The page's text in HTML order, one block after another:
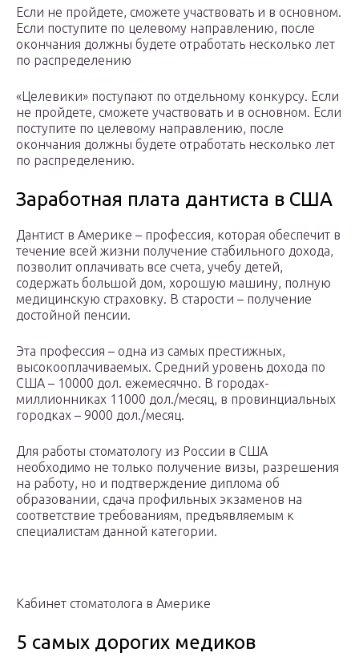
Если не пройдете, сможете участвовать и в основном.
Если поступите по целевому направлению, после
окончания должны будете отработать несколько лет
по распределению
«Целевики» поступают по отдельному конкурсу. Если
не пройдете, сможете участвовать и в основном. Если
поступите по целевому направлению, после
окончания должны будете отработать несколько лет
по распределению.
Заработная плата дантиста в США
Дантист в Америке – профессия, которая обеспечит в
течение всей жизни получение стабильного дохода,
позволит оплачивать все счета, учебу детей,
содержать большой дом, хорошую машину, полную
медицинскую страховку. В старости – получение
достойной пенсии.
Эта профессия – одна из самых престижных,
высокооплачиваемых. Средний уровень дохода по
США – 10000 дол. ежемесячно. В городах-
миллионниках 11000 дол./месяц, в провинциальных
городках – 9000 дол./месяц.
Для работы стоматологу из России в США
необходимо не только получение визы, разрешения
на работу, но и подтверждение диплома об
образовании, сдача профильных экзаменов на
соответствие требованиям, предъявляемым к
специалистам данной категории.
Кабинет стоматолога в Америке
5 самых дорогих медиков